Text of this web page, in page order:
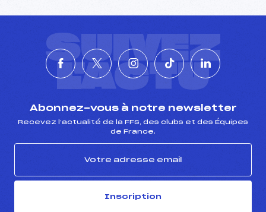
SUIVEZ
L'ACTU
Abonnez-vous à notre newsletter
Recevez l’actualité de la FFS, des clubs et des Équipes
de France.
Inscription